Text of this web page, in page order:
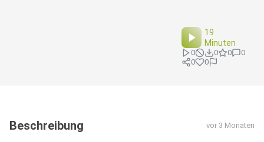
19
Minuten
0 0 0
0
0
0
Beschreibung vor 3 Monaten